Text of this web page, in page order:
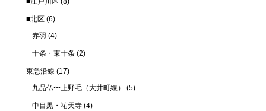
■北区 (6)
赤羽 (4)
十条・東十条 (2)
東急沿線 (17)
九品仏〜上野毛（大井町線）
(5)
中目黒・祐天寺 (4)